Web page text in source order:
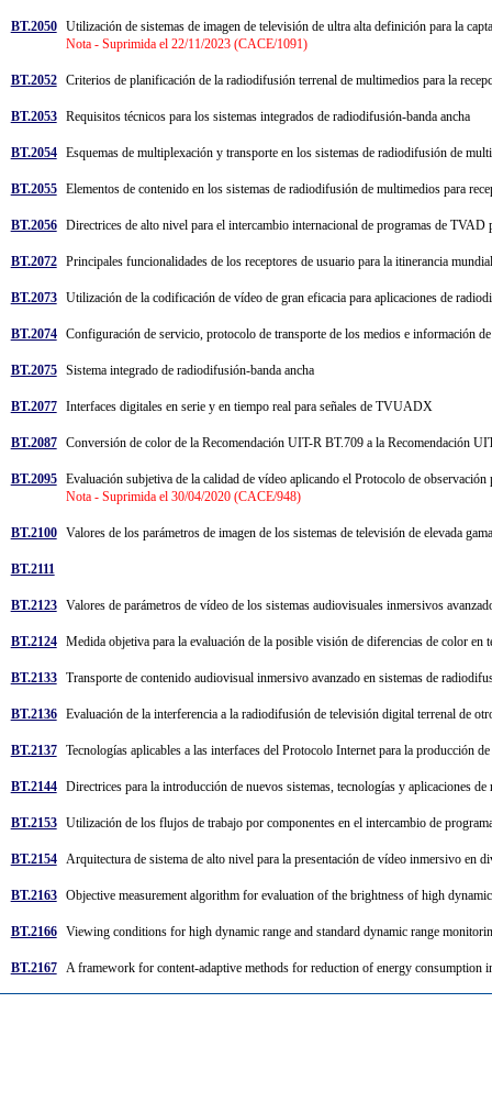
BT.2050 Utilización de sistemas de imagen de televisión de ultra alta definición para la
Nota - Suprimida el 22/11/2023 (CACE/1091)
BT.2052 Criterios de planificación de la radiodifusión terrenal de multimedios para la
BT.2053 Requisitos técnicos para los sistemas integrados de radiodifusión-banda ancha
BT.2054 Esquemas de multiplexación y transporte en los sistemas de radiodifusión de
BT.2055 Elementos de contenido en los sistemas de radiodifusión de multimedios para
BT.2056 Directrices de alto nivel para el intercambio internacional de programas de
BT.2072 Principales funcionalidades de los receptores de usuario para la itinerancia
BT.2073 Utilización de la codificación de vídeo de gran eficacia para aplicaciones de
BT.2074 Configuración de servicio, protocolo de transporte de los medios e información
BT.2075 Sistema integrado de radiodifusión-banda ancha
BT.2077 Interfaces digitales en serie y en tiempo real para señales de TVUADX
BT.2087 Conversión de color de la Recomendación UIT-R BT.709 a la Recomendación
BT.2095 Evaluación subjetiva de la calidad de vídeo aplicando el Protocolo de
Nota - Suprimida el 30/04/2020 (CACE/948)
BT.2100 Valores de los parámetros de imagen de los sistemas de televisión de elevada
BT.2111
BT.2123 Valores de parámetros de vídeo de los sistemas audiovisuales inmersivos
BT.2124 Medida objetiva para la evaluación de la posible visión de diferencias de color
BT.2133 Transporte de contenido audiovisual inmersivo avanzado en sistemas de
BT.2136 Evaluación de la interferencia a la radiodifusión de televisión digital terrenal de
BT.2137 Tecnologías aplicables a las interfaces del Protocolo Internet para la producción
BT.2144 Directrices para la introducción de nuevos sistemas, tecnologías y
BT.2153 Utilización de los flujos de trabajo por componentes en el intercambio de
BT.2154 Arquitectura de sistema de alto nivel para la presentación de vídeo inmersivo en
BT.2163 Objective measurement algorithm for evaluation of the brightness of high
BT.2166 Viewing conditions for high dynamic range and standard dynamic range
BT.2167 A framework for content-adaptive methods for reduction of energy